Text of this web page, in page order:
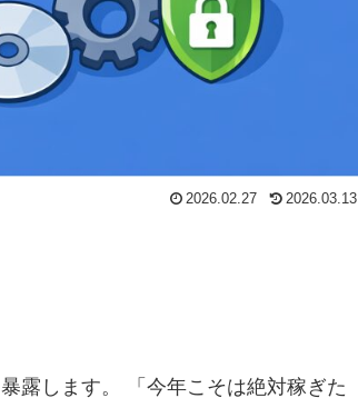
2026.02.27 2026.03.13
露します。 「今年こそは絶対稼ぎた